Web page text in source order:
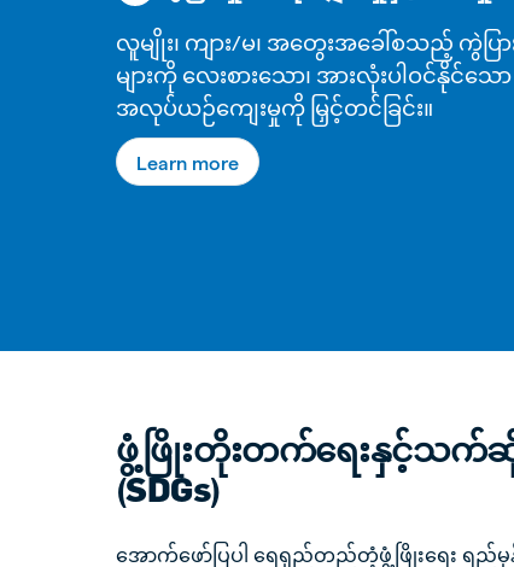
လူမျိုး၊ ကျား/မ၊ အတွေးအခေါ်စသည့် ကွဲပြာ
များကို လေးစားသော၊ အားလုံးပါဝင်နိုင်သော
အလုပ်ယဉ်ကျေးမှုကို မြှင့်တင်ခြင်း။
Learn more
ဖွံ့ဖြိုးတိုးတက်ရေးနှင့်သက်ဆို
(SDGs)
အောက်ဖော်ပြပါ ရေရှည်တည်တံ့ဖွံ့ဖြိုးရေး ရည်မှ